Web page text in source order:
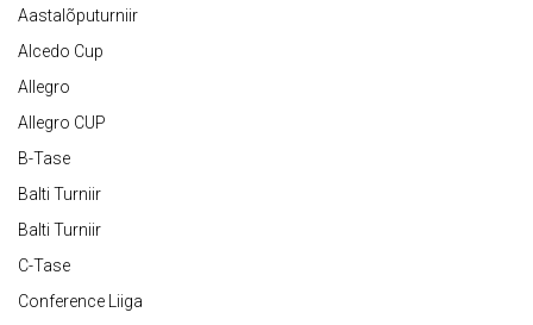
Aastalõputurniir
Alcedo Cup
Allegro
Allegro CUP
B-Tase
Balti Turniir
Balti Turniir
C-Tase
Conference Liiga